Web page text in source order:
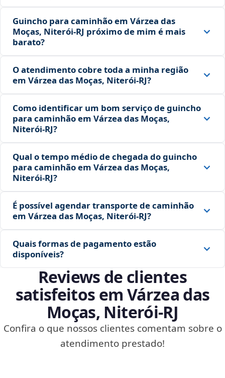
Guincho para caminhão em Várzea das
Moças, Niterói‑RJ próximo de mim é mais
barato?
O atendimento cobre toda a minha região
em Várzea das Moças, Niterói‑RJ?
Como identificar um bom serviço de guincho
para caminhão em Várzea das Moças,
Niterói‑RJ?
Qual o tempo médio de chegada do guincho
para caminhão em Várzea das Moças,
Niterói‑RJ?
É possível agendar transporte de caminhão
em Várzea das Moças, Niterói‑RJ?
Quais formas de pagamento estão
disponíveis?
Reviews de clientes
satisfeitos em Várzea das
Moças, Niterói‑RJ
Confira o que nossos clientes comentam sobre o
atendimento prestado!